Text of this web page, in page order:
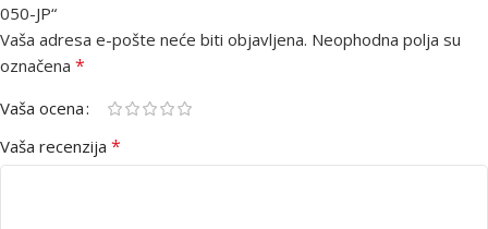
050-JP“
Vaša adresa e-pošte neće biti objavljena. Neophodna polja su
označena *
Vaša ocena
Vaša recenzija *